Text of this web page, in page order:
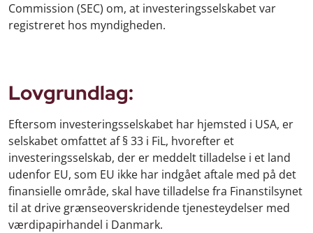
Commission (SEC) om, at investeringsselskabet var
registreret hos myndigheden.
Lovgrundlag:
Eftersom investeringsselskabet har hjemsted i USA, er
selskabet omfattet af § 33 i FiL, hvorefter et
investeringsselskab, der er meddelt tilladelse i et land
udenfor EU, som EU ikke har indgået aftale med på det
finansielle område, skal have tilladelse fra Finanstilsynet
til at drive grænseoverskridende tjenesteydelser med
værdipapirhandel i Danmark.